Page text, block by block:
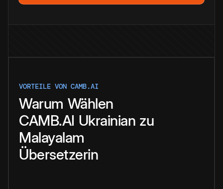
VORTEILE VON CAMB.AI
Warum Wählen
CAMB.AI Ukrainian zu
Malayalam
Übersetzerin